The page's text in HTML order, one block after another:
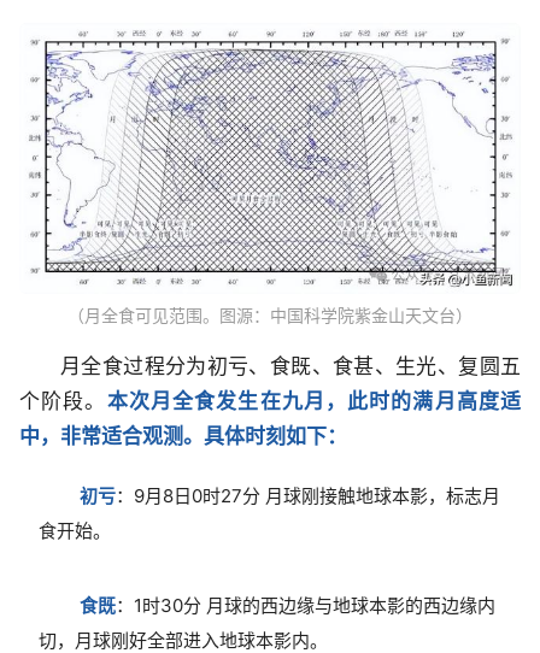
（月全食可见范围。图源：中国科学院紫金山天文台）
月全食过程分为初亏、食既、食甚、生光、复圆五
个阶段。 本次月全食发生在九月，此时的满月高度适
中，非常适合观测。具体时刻如下：
初亏：9月8日0时27分 月球刚接触地球本影，标志月
食开始。
食既：1时30分 月球的西边缘与地球本影的西边缘内
切，月球刚好全部进入地球本影内。